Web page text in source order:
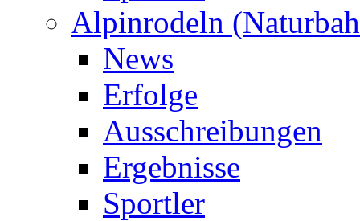
Alpinrodeln
News
Erfolge
Ausschreibungen
Ergebnisse
Sportler